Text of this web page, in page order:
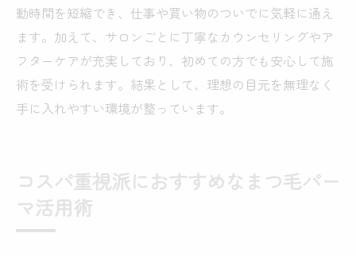
動時間を短縮でき、仕事や買い物のついでに気軽に通え
ます。加えて、サロンごとに丁寧なカウンセリングやア
フターケアが充実しており、初めての方でも安心して施
術を受けられます。結果として、理想の目元を無理なく
手に入れやすい環境が整っています。
コスパ重視派におすすめなまつ毛パー
マ活用術